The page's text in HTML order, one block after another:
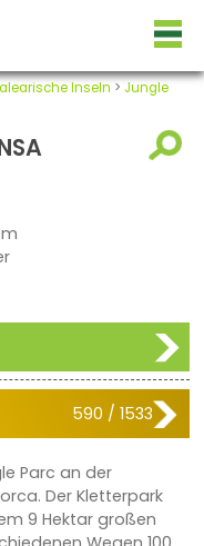
Inseln > Jungle
590 / 1533
Parc an der
Der Kletterpark
9 Hektar großen